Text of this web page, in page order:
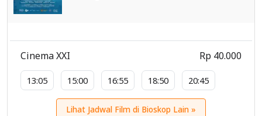
Cinema XXI
13:05 15:00 16:55 18:50 20:45
Rp 40.000
Lihat Jadwal Film di Bioskop Lain »